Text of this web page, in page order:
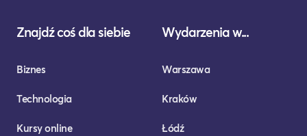
Znajdź coś dla siebie
Biznes
Technologia
Kursy online
Wydarzenia w...
Warszawa
Kraków
Łódź